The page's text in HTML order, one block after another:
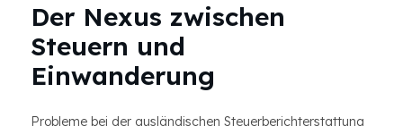
Der Nexus zwischen
Steuern und
Einwanderung
Probleme bei der ausländischen Steuerberichterstattung